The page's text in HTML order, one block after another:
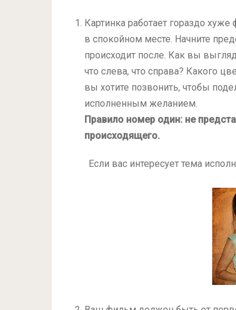
Картинка работает гораздо
в спокойном месте. Начните
происходит после. Как вы
что слева, что справа? Какого
вы хотите позвонить, чтобы
исполненным желанием.
Правило номер один: не
происходящего.
Если вас интересует тема